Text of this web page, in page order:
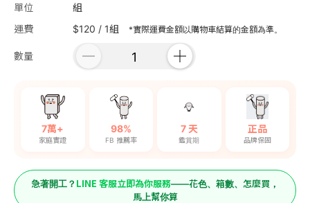
單位
組
運費
$120 / 1組 *實際運費金額以購物車結算的金額為準。
數量
7萬+
家庭實證
98%
FB 推薦率
7 天
鑑賞期
正品
品牌保固
急著開工？ LINE 客服立即為你服務——花色、箱數、怎麼買，
馬上幫你算